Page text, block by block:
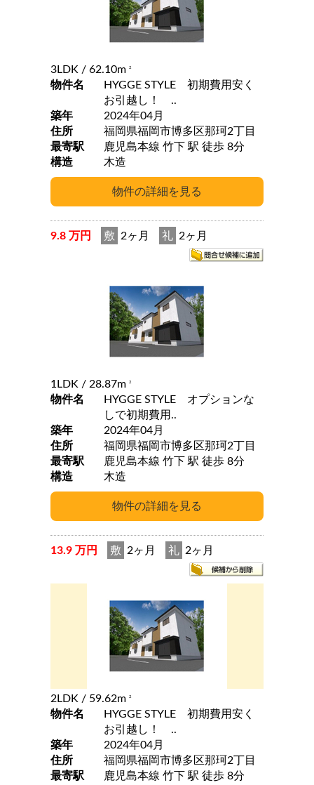
3LDK / 62.10m 2
物件名
HYGGE STYLE 初期費用安く
お引越し！ ..
築年
2024年04月
住所
福岡県福岡市博多区那珂2丁目
最寄駅
鹿児島本線 竹下 駅 徒歩 8分
構造
木造
9.8 万円 敷 2ヶ月 礼 2ヶ月
1LDK / 28.87m 2
物件名
HYGGE STYLE オプションな
しで初期費用..
築年
2024年04月
住所
福岡県福岡市博多区那珂2丁目
最寄駅
鹿児島本線 竹下 駅 徒歩 8分
構造
木造
13.9 万円 敷 2ヶ月 礼 2ヶ月
2LDK / 59.62m 2
物件名
HYGGE STYLE 初期費用安く
お引越し！ ..
築年
2024年04月
住所
福岡県福岡市博多区那珂2丁目
最寄駅
鹿児島本線 竹下 駅 徒歩 8分